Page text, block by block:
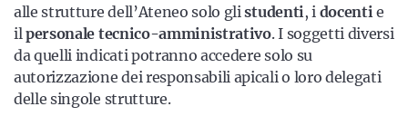
alle strutture dell’Ateneo solo glistudenti, idocentie
ilpersonale tecnico-amministrativo. I soggetti diversi
da quelli indicati potranno accedere solo su
autorizzazione dei responsabili apicali o loro delegati
delle singole strutture.